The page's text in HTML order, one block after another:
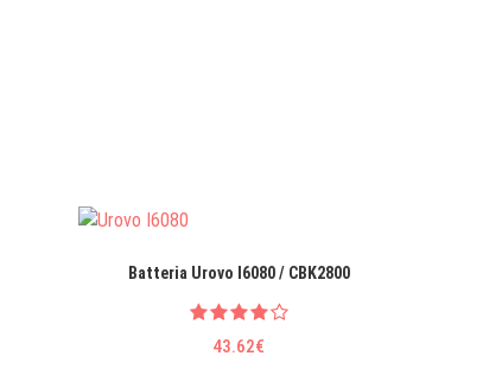
Batteria Urovo I6080 / CBK2800
43.62€